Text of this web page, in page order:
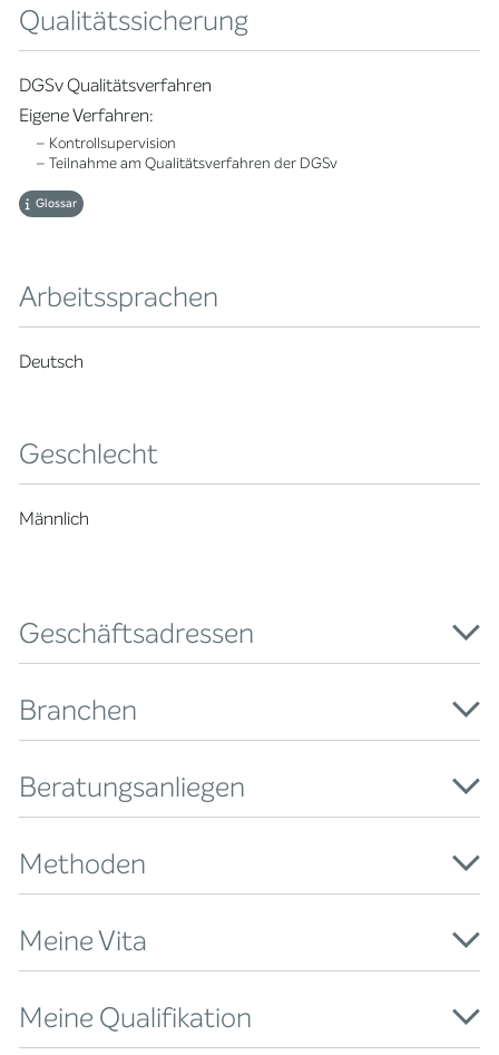
Qualitätssicherung
DGSv Qualitätsverfahren
Eigene Verfahren:
– Kontrollsupervision
– Teilnahme am Qualitätsverfahren der DGSv
Glossar
Arbeitssprachen
Deutsch
Geschlecht
Männlich
Geschäftsadressen
Branchen
Beratungsanliegen
Methoden
Meine Vita
Meine Qualifikation